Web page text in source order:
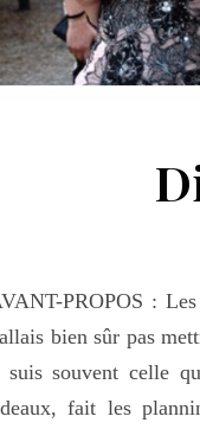
PROPOS :
bien sûr pas
suis souvent celle
fait les